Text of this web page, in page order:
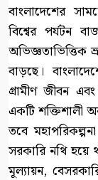
বাংলাদেশের
বিশ্বের পর্যটন
অভিজ্ঞতাভিত্তিক
বাড়ছে।
গ্রামীণ জীবন
একটি শক্তিশালী
তবে
সরকারি নথি হয়ে
মূল্যায়ন,